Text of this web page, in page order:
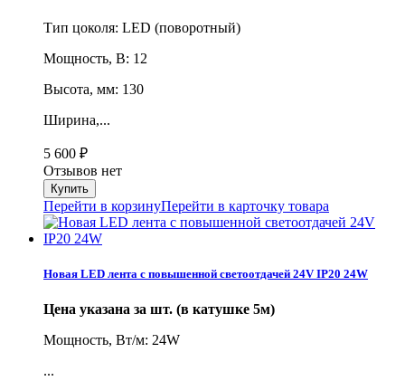
Тип цоколя: LED (поворотный)
Мощность, В: 12
Высота, мм: 130
Ширина,...
5 600 ₽
Отзывов нет
Перейти в корзинуПерейти в карточку товара
Новая LED лента с повышенной светоотдачей 24V IP20 24W
Цена указана за шт. (в катушке 5м)
Мощность, Вт/м: 24W
...